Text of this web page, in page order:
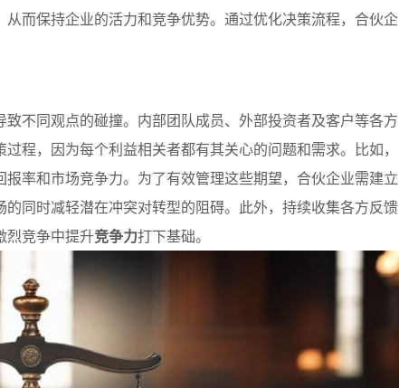
而保持企业的活力和竞争优势。通过优化决策流程，合伙企
致不同观点的碰撞。内部团队成员、外部投资者及客户等各方
程，因为每个利益相关者都有其关心的问题和需求。比如，
率和市场竞争力。为了有效管理这些期望，合伙企业需建立
同时减轻潜在冲突对转型的阻碍。此外，持续收集各方反馈
烈竞争中提升竞争力打下基础。